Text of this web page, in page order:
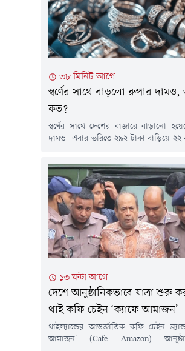
৩৮ মিনিট আগে
স্বর্ণের সাথে বাড়লো রুপার দামও,
কত?
স্বর্ণের সাথে দেশের বাজারে বাড়ানো
দামও। এবার ভরিতে ২৯২ টাকা বাড়িয়ে ২২
৮৯৯ টাকা।বৃহস্পতিবার (৬ আগস্ট)
বিজ্ঞপ্তিতে এ তথ্য জানিয়েছে বাজুস।
আজ সকাল ১০টা থেকেই কার্যকর
হয়, স্থানীয় বাজারে তেজাবি রুপার...
১৩ ঘন্টা আগে
দেশে আনুষ্ঠানিকভাবে যাত্রা শুরু
থাই কফি চেইন ‘ক্যাফে আমাজন’
থাইল্যান্ডের আন্তর্জাতিক কফি চেইন
আমাজন' (Cafe Amazon)